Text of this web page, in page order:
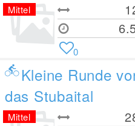
Mittel
0
Kleine Runde
das Stubaital
Mittel